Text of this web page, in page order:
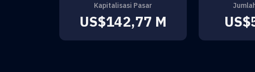
Kapitalisasi Pasar
US$142,77 M